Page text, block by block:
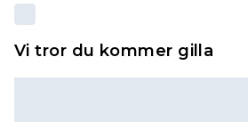
Vi tror du kommer gilla